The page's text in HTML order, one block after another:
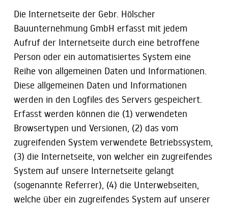
Die Internetseite der Gebr. Hölscher
Bauunternehmung GmbH erfasst mit jedem
Aufruf der Internetseite durch eine betroffene
Person oder ein automatisiertes System eine
Reihe von allgemeinen Daten und Informationen.
Diese allgemeinen Daten und Informationen
werden in den Logfiles des Servers gespeichert.
Erfasst werden können die (1) verwendeten
Browsertypen und Versionen, (2) das vom
zugreifenden System verwendete Betriebssystem,
(3) die Internetseite, von welcher ein zugreifendes
System auf unsere Internetseite gelangt
(sogenannte Referrer), (4) die Unterwebseiten,
welche über ein zugreifendes System auf unserer